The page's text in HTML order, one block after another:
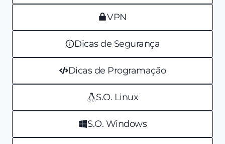
VPN
Dicas de Segurança
Dicas de Programação
S.O. Linux
S.O. Windows